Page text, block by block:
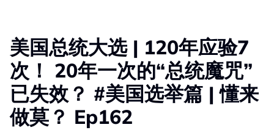
美国总统大选 | 120年应验7
次！ 20年一次的“总统魔咒”
已失效？ #美国选举篇 | 懂来
做莫？ Ep162